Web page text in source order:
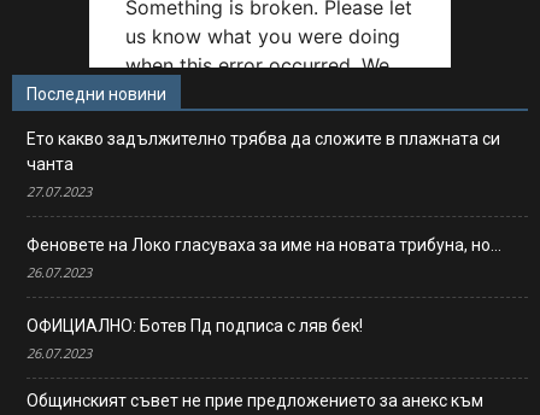
Последни новини
Ето какво задължително трябва да сложите в плажната си
чанта
27.07.2023
Феновете на Локо гласуваха за име на новата трибуна, но…
26.07.2023
ОФИЦИАЛНО: Ботев Пд подписа с ляв бек!
26.07.2023
Общинският съвет не прие предложението за анекс към